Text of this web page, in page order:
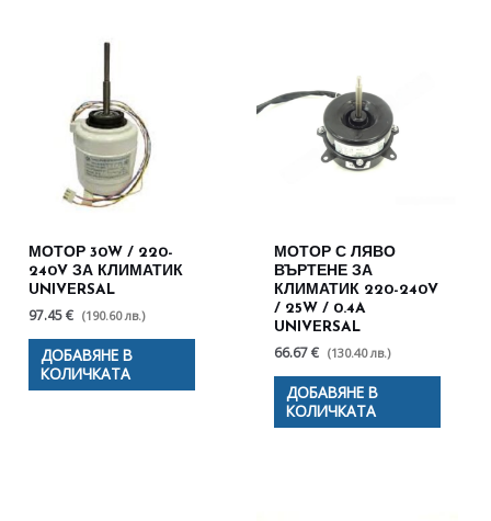
МОТОР 30W / 220-
240V ЗА КЛИМАТИК
UNIVERSAL
97.45 € (190.60 лв.)
ДОБАВЯНЕ В
КОЛИЧКАТА
МОТОР С ЛЯВО
ВЪРТЕНЕ ЗА
КЛИМАТИК 220-240V
/ 25W / 0.4A
UNIVERSAL
66.67 € (130.40 лв.)
ДОБАВЯНЕ В
КОЛИЧКАТА